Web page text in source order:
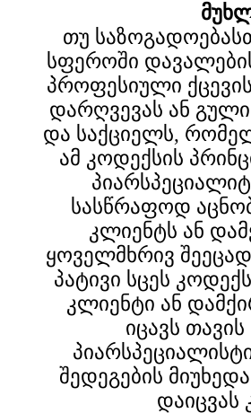
თუ
სფეროში
პროფესიული
დარღვევას ან
და საქციელს,
ამ კოდექსის
სასწრაფოდ
კლიენტს ან
ყოველმხრივ
პატივი სცეს
კლიენტი ან
იცავს
შედეგების
დაიცვას